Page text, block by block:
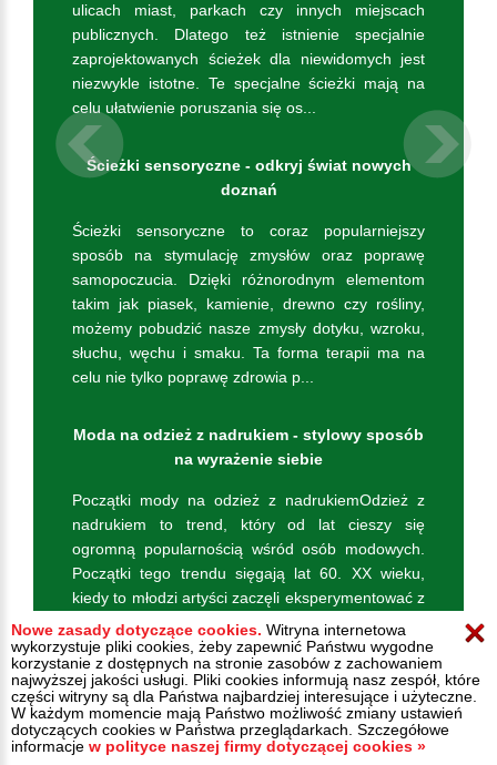
ulicach miast, parkach czy innych miejscach
publicznych. Dlatego też istnienie specjalnie
zaprojektowanych ścieżek dla niewidomych jest
niezwykle istotne. Te specjalne ścieżki mają na
celu ułatwienie poruszania się os...
Ścieżki sensoryczne - odkryj świat nowych
doznań
Ścieżki sensoryczne to coraz popularniejszy
sposób na stymulację zmysłów oraz poprawę
samopoczucia. Dzięki różnorodnym elementom
takim jak piasek, kamienie, drewno czy rośliny,
możemy pobudzić nasze zmysły dotyku, wzroku,
słuchu, węchu i smaku. Ta forma terapii ma na
celu nie tylko poprawę zdrowia p...
Moda na odzież z nadrukiem - stylowy sposób
na wyrażenie siebie
Początki mody na odzież z nadrukiemOdzież z
nadrukiem to trend, który od lat cieszy się
ogromną popularnością wśród osób modowych.
Początki tego trendu sięgają lat 60. XX wieku,
kiedy to młodzi artyści zaczęli eksperymentować z
wzorami i sloganami na swoich ubraniach. Dzięki
temu odzież stała się ni...
Previous
© All rights reserved
Nowe zasady dotyczące cookies. Witryna internetowa
wykorzystuje pliki cookies, żeby zapewnić Państwu wygodne
korzystanie z dostępnych na stronie zasobów z zachowaniem
najwyższej jakości usługi. Pliki cookies informują nasz zespół, które
części witryny są dla Państwa najbardziej interesujące i użyteczne.
W każdym momencie mają Państwo możliwość zmiany ustawień
dotyczących cookies w Państwa przeglądarkach. Szczegółowe
informacje w polityce naszej firmy dotyczącej cookies »